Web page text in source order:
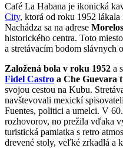
Café La Habana je ikonická
City, ktorá od roku 1952
Nachádza sa na adrese
historického centra. Toto
a stretávacím bodom slávnych
Založená bola v roku 1952 a
Fidel Castro a Che Guevara
svojou cestou na Kubu.
navštevovali mexickí
Fuentes, politici a umelci. V
rozhovorov, no prežila vďaka
turistická pamiatka s retro
drevené stoly, veľké zrkadlá a